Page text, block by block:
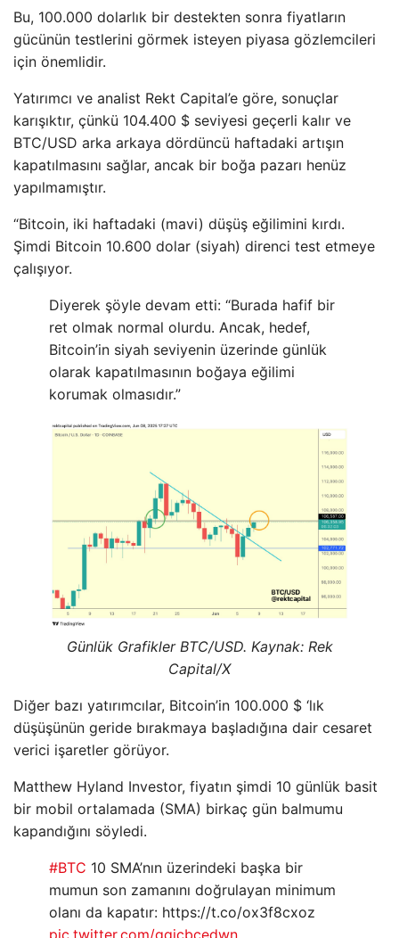
Bu, 100.000 dolarlık bir destekten sonra fiyatların
gücünün testlerini görmek isteyen piyasa gözlemcileri
için önemlidir.
Yatırımcı ve analist Rekt Capital’e göre, sonuçlar
karışıktır, çünkü 104.400 $ seviyesi geçerli kalır ve
BTC/USD arka arkaya dördüncü haftadaki artışın
kapatılmasını sağlar, ancak bir boğa pazarı henüz
yapılmamıştır.
“Bitcoin, iki haftadaki (mavi) düşüş eğilimini kırdı.
Şimdi Bitcoin 10.600 dolar (siyah) direnci test etmeye
çalışıyor.
Diyerek şöyle devam etti: “Burada hafif bir
ret olmak normal olurdu. Ancak, hedef,
Bitcoin’in siyah seviyenin üzerinde günlük
olarak kapatılmasının boğaya eğilimi
korumak olmasıdır.”
Günlük Grafikler BTC/USD. Kaynak: Rek
Capital/X
Diğer bazı yatırımcılar, Bitcoin’in 100.000 $ ‘lık
düşüşünün geride bırakmaya başladığına dair cesaret
verici işaretler görüyor.
Matthew Hyland Investor, fiyatın şimdi 10 günlük basit
bir mobil ortalamada (SMA) birkaç gün balmumu
kapandığını söyledi.
#BTC 10 SMA’nın üzerindeki başka bir
mumun son zamanını doğrulayan minimum
olanı da kapatır: https://t.co/ox3f8cxoz